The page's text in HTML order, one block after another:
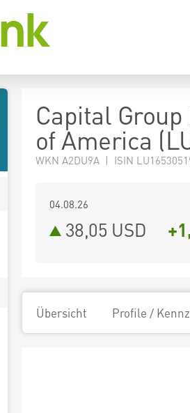
Capital
of America
WKN A2DU9A | ISIN
04.08.26
38,05 USD
Übersicht Profile /